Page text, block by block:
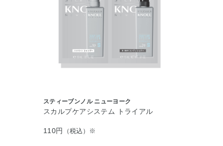
スティーブンノル ニューヨーク
スカルプケアシステム トライアル
110円 （税込）※